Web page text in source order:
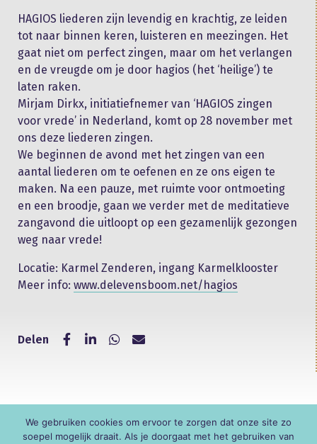
HAGIOS liederen zijn levendig en krachtig, ze leiden
tot naar binnen keren, luisteren en meezingen. Het
gaat niet om perfect zingen, maar om het verlangen
en de vreugde om je door hagios (het ‘heilige’) te
laten raken.
Mirjam Dirkx, initiatiefnemer van ‘HAGIOS zingen
voor vrede’ in Nederland, komt op 28 november met
ons deze liederen zingen.
We beginnen de avond met het zingen van een
aantal liederen om te oefenen en ze ons eigen te
maken. Na een pauze, met ruimte voor ontmoeting
en een broodje, gaan we verder met de meditatieve
zangavond die uitloopt op een gezamenlijk gezongen
weg naar vrede!
Locatie: Karmel Zenderen, ingang Karmelklooster
Meer info: www.delevensboom.net/hagios
Delen
© KNR
We gebruiken cookies om ervoor te zorgen dat onze site zo
soepel mogelijk draait. Als je doorgaat met het gebruiken van